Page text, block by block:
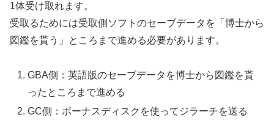
1体受け取れます。
受取るためには受取側ソフトのセーブデータを「博士から
図鑑を貰う」ところまで進める必要があります。
GBA側：英語版のセーブデータを博士から図鑑を貰
ったところまで進める
GC側：ボーナスディスクを使ってジラーチを送る